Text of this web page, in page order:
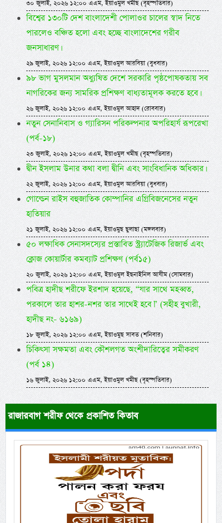
৩০ জুলাই, ২০২৬ ১২:০০ এএম, ইয়াওমুল খমীছ (বৃহস্পতিবার)
বিশ্বের ১৩০টি দেশ বাংলাদেশী পোলাওর চালের স্বাদ নিতে
পারলেও বঞ্চিত হলো এবং হচ্ছে বাংলাদেশের গরীব
জনসাধারণ।
২৯ জুলাই, ২০২৬ ১২:০০ এএম, ইয়াওমুল আরবিয়া (বুধবার)
৯৮ ভাগ মুসলমান অধ্যুষিত দেশে সরকারি পৃষ্ঠপোষকতায় সব
নাগরিকের জন্য সামরিক প্রশিক্ষণ বাধ্যতামূলক করতে হবে।
২৬ জুলাই, ২০২৬ ১২:০০ এএম, ইয়াওমুল আহাদ (রোববার)
নতুন সেনানিবাস ও গ্যারিসন পরিকল্পনার অপরিহার্য রূপরেখা
(পর্ব-১৮)
২৩ জুলাই, ২০২৬ ১২:০০ এএম, ইয়াওমুল খমীছ (বৃহস্পতিবার)
দ্বীন ইসলাম উনার কথা বলা দ্বীনি এবং সাংবিধানিক অধিকার।
২২ জুলাই, ২০২৬ ১২:০০ এএম, ইয়াওমুল আরবিয়া (বুধবার)
গোল্ডেন রাইস বহুজাতিক কোম্পানির এগ্রিবিজনেসের নতুন
হাতিয়ার
২১ জুলাই, ২০২৬ ১২:০০ এএম, ইয়াওমুছ ছুলাছা (মঙ্গলবার)
৫০ লক্ষাধিক সেনাসদস্যের প্রস্তাবিত স্ট্র্যাটেজিক রিজার্ভ এবং
ক্লোজ কোয়ার্টার কমব্যাট প্রশিক্ষণ (পর্ব১৫)
২০ জুলাই, ২০২৬ ১২:০০ এএম, ইয়াওমুল ইছনাইনিল আযীম (সোমবার)
পবিত্র হাদীছ শরীফে ইরশাদ হয়েছে, “যার সাথে মহব্বত,
পরকালে তার হাশর-নশর তার সাথেই হবে।” (সহীহ বুখারী,
হাদীছ নং- ৬১৬৯)
১৮ জুলাই, ২০২৬ ১২:০০ এএম, ইয়াওমুছ সাবত (শনিবার)
চিকিৎসা সক্ষমতা এবং কৌশলগত অংশীদারিত্বের সমীকরণ
(পর্ব ১৪)
১৬ জুলাই, ২০২৬ ১২:০০ এএম, ইয়াওমুল খমীছ (বৃহস্পতিবার)
রাজারবাগ শরীফ থেকে প্রকাশিত কিতাব